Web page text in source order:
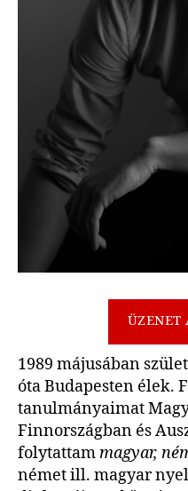
ÜZENET
1989 májusában
óta Budapesten élek.
tanulmányaimat
Finnországban és
folytattammagyar,
német ill. magyar